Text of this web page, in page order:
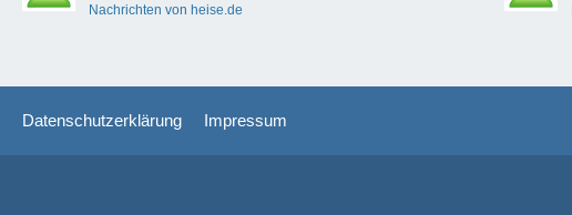
Nachrichten von heise.de
Datenschutzerklärung Impressum